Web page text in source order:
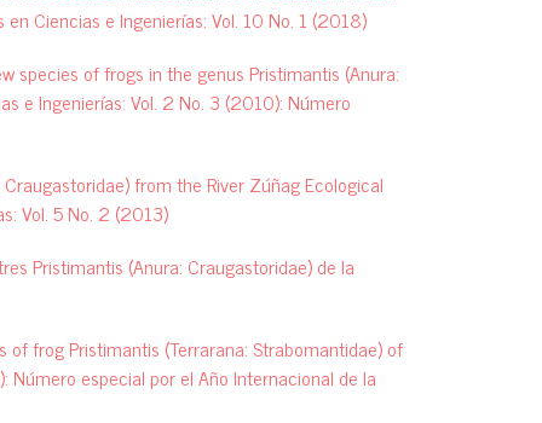
en Ciencias e Ingenierías: Vol. 10 No. 1 (2018)
species of frogs in the genus Pristimantis (Anura:
e Ingenierías: Vol. 2 No. 3 (2010): Número
from the River Zúñag Ecological
Vol. 5 No. 2 (2013)
Pristimantis (Anura: Craugastoridae) de la
of frog Pristimantis (Terrarana: Strabomantidae) of
Número especial por el Año Internacional de la